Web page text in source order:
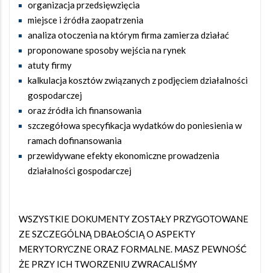
organizacja przedsięwzięcia
miejsce i źródła zaopatrzenia
analiza otoczenia na którym firma zamierza działać
proponowane sposoby wejścia na rynek
atuty firmy
kalkulacja kosztów związanych z podjęciem działalności
gospodarczej
oraz źródła ich finansowania
szczegółowa specyfikacja wydatków do poniesienia w
ramach dofinansowania
przewidywane efekty ekonomiczne prowadzenia
działalności gospodarczej
WSZYSTKIE DOKUMENTY ZOSTAŁY PRZYGOTOWANE
ZE SZCZEGÓLNĄ DBAŁOŚCIĄ O ASPEKTY
MERYTORYCZNE ORAZ FORMALNE. MASZ PEWNOŚĆ
ŻE PRZY ICH TWORZENIU ZWRACALIŚMY